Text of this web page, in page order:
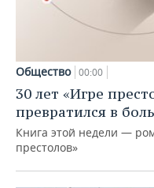
Общество 00:00
30 лет «Игре
превратился в
Книга этой недели —
престолов»